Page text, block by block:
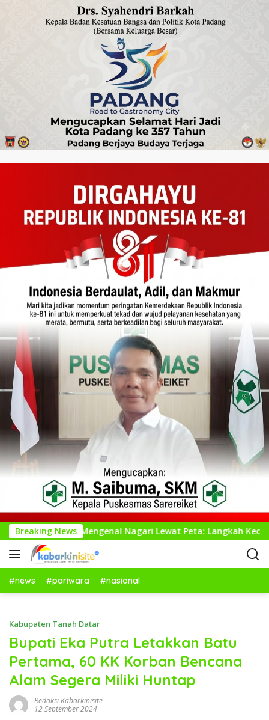
Breaking News
Mengenal Nagari Lewat Peta: Langkah Kecil untuk
#news #pariwara #nasional
Kabupaten Tanah Datar
Bupati Eka Putra Letakkan Batu
Pertama, 60 KK Korban Bencana
Alam Segera Miliki Huntap
Redaksi Kabarkinisite
12 September 2024